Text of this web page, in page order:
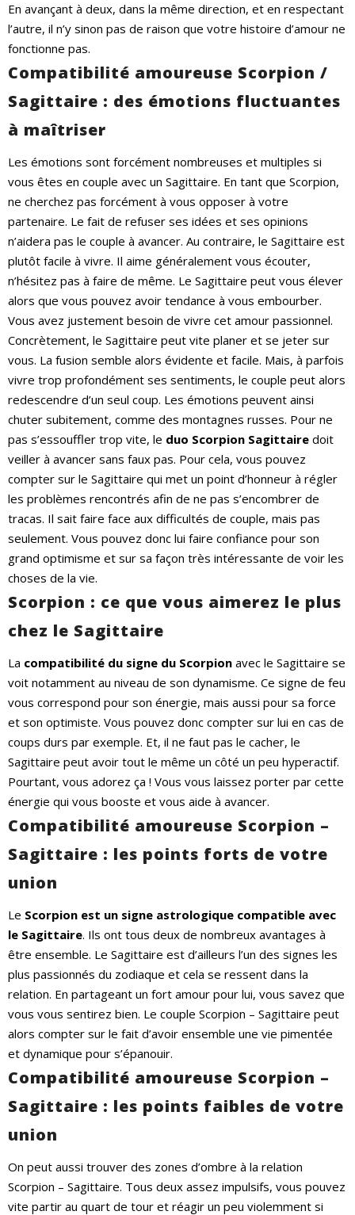
En avançant à deux, dans la même direction, et en respectant
l’autre, il n’y sinon pas de raison que votre histoire d’amour ne
fonctionne pas.
Compatibilité amoureuse Scorpion /
Sagittaire : des émotions fluctuantes
à maîtriser
Les émotions sont forcément nombreuses et multiples si
vous êtes en couple avec un Sagittaire. En tant que Scorpion,
ne cherchez pas forcément à vous opposer à votre
partenaire. Le fait de refuser ses idées et ses opinions
n’aidera pas le couple à avancer. Au contraire, le Sagittaire est
plutôt facile à vivre. Il aime généralement vous écouter,
n’hésitez pas à faire de même. Le Sagittaire peut vous élever
alors que vous pouvez avoir tendance à vous embourber.
Vous avez justement besoin de vivre cet amour passionnel.
Concrètement, le Sagittaire peut vite planer et se jeter sur
vous. La fusion semble alors évidente et facile. Mais, à parfois
vivre trop profondément ses sentiments, le couple peut alors
redescendre d’un seul coup. Les émotions peuvent ainsi
chuter subitement, comme des montagnes russes. Pour ne
pas s’essouffler trop vite, le duo Scorpion Sagittaire doit
veiller à avancer sans faux pas. Pour cela, vous pouvez
compter sur le Sagittaire qui met un point d’honneur à régler
les problèmes rencontrés afin de ne pas s’encombrer de
tracas. Il sait faire face aux difficultés de couple, mais pas
seulement. Vous pouvez donc lui faire confiance pour son
grand optimisme et sur sa façon très intéressante de voir les
choses de la vie.
Scorpion : ce que vous aimerez le plus
chez le Sagittaire
La compatibilité du signe du Scorpion avec le Sagittaire se
voit notamment au niveau de son dynamisme. Ce signe de feu
vous correspond pour son énergie, mais aussi pour sa force
et son optimiste. Vous pouvez donc compter sur lui en cas de
coups durs par exemple. Et, il ne faut pas le cacher, le
Sagittaire peut avoir tout le même un côté un peu hyperactif.
Pourtant, vous adorez ça ! Vous vous laissez porter par cette
énergie qui vous booste et vous aide à avancer.
Compatibilité amoureuse Scorpion –
Sagittaire : les points forts de votre
union
Le Scorpion est un signe astrologique compatible avec
le Sagittaire. Ils ont tous deux de nombreux avantages à
être ensemble. Le Sagittaire est d’ailleurs l’un des signes les
plus passionnés du zodiaque et cela se ressent dans la
relation. En partageant un fort amour pour lui, vous savez que
vous vous sentirez bien. Le couple Scorpion – Sagittaire peut
alors compter sur le fait d’avoir ensemble une vie pimentée
et dynamique pour s’épanouir.
Compatibilité amoureuse Scorpion –
Sagittaire : les points faibles de votre
union
On peut aussi trouver des zones d’ombre à la relation
Scorpion – Sagittaire. Tous deux assez impulsifs, vous pouvez
vite partir au quart de tour et réagir un peu violemment si